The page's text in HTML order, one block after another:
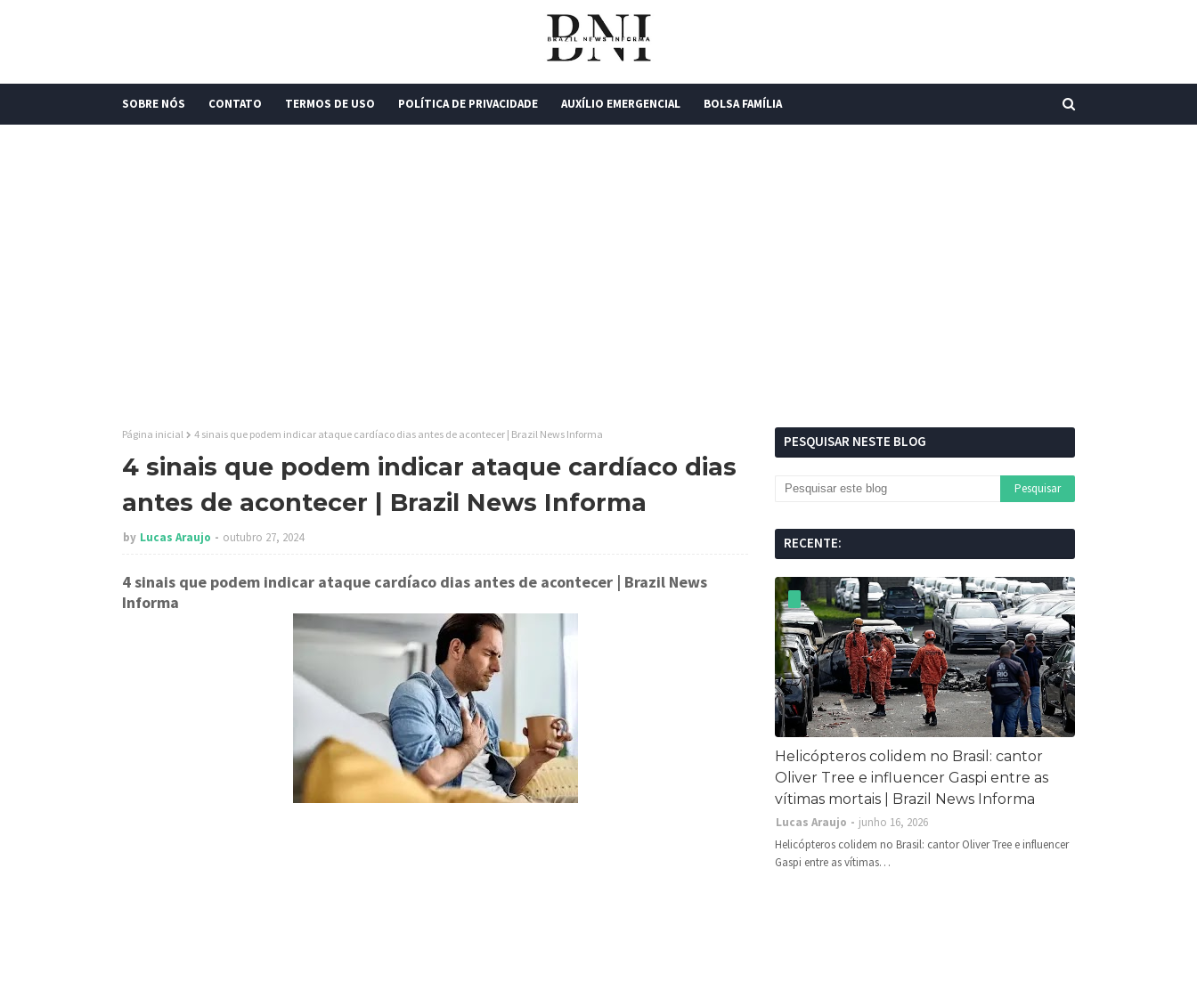
SOBRE NÓS CONTATO TERMOS DE USO POLÍTICA DE PRIVACIDADE AUXÍLIO EMERGENCIAL BOLSA FAMÍLIA
Página inicial 4 sinais que podem indicar ataque cardíaco dias antes de acontecer | Brazil News Informa
4 sinais que podem indicar ataque cardíaco dias
antes de acontecer | Brazil News Informa
by Lucas Araujo outubro 27, 2024
4 sinais que podem indicar ataque cardíaco dias antes de acontecer | Brazil News
Informa
PESQUISAR NESTE BLOG
RECENTE:
Helicópteros colidem no Brasil: cantor
Oliver Tree e influencer Gaspi entre as
vítimas mortais | Brazil News Informa
Lucas Araujo
junho 16, 2026
Helicópteros colidem no Brasil: cantor Oliver Tree e influencer
Gaspi entre as vítimas…